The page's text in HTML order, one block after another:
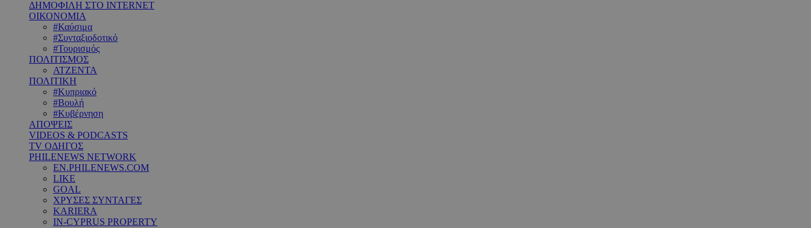
ΔΗΜΟΦΙΛΗ ΣΤΟ INTERNET
ΟΙΚΟΝΟΜΙΑ
#Καύσιμα
#Συνταξιοδοτικό
#Τουρισμός
ΠΟΛΙΤΙΣΜΟΣ
ΑΤΖΕΝΤΑ
ΠΟΛΙΤΙΚΗ
#Κυπριακό
#Βουλή
#Κυβέρνηση
ΑΠΟΨΕΙΣ
VIDEOS & PODCASTS
TV ΟΔΗΓΟΣ
PHILENEWS NETWORK
EN.PHILENEWS.COM
LIKE
GOAL
ΧΡΥΣΕΣ ΣΥΝΤΑΓΕΣ
KARIERA
IN-CYPRUS PROPERTY